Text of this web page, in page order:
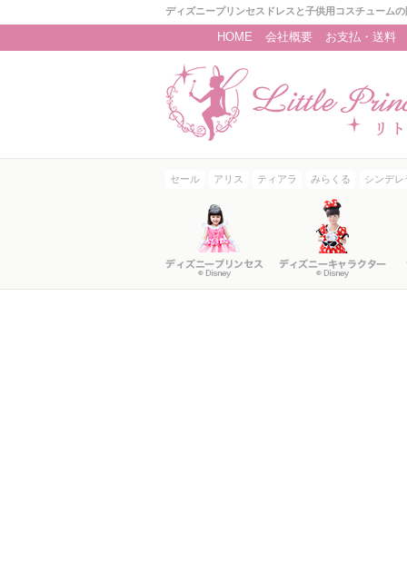
ディズニープリンセスドレスと子供用コスチューム
HOME 会社概要 お支払・送料
セール アリス ティアラ みらくる シンデレ